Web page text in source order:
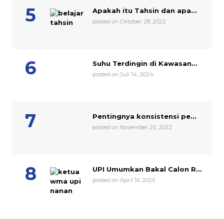
Apakah itu Tahsin dan apa...
posted on Oktober 28, 2022
Suhu Terdingin di Kawasan...
posted on Juli 14, 2024
Pentingnya konsistensi pe...
posted on November 25, 2022
UPI Umumkan Bakal Calon R...
posted on April 10, 2025